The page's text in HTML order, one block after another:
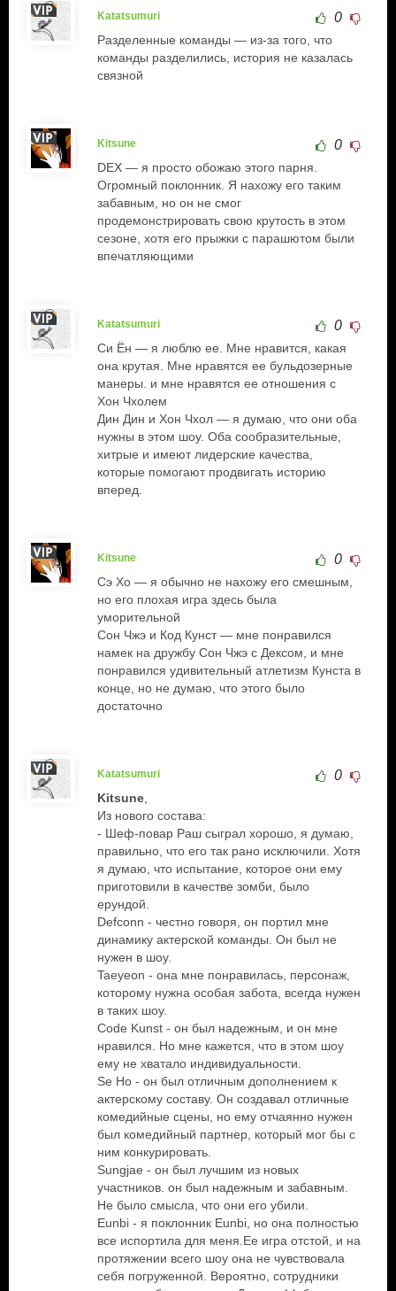
Katatsumuri 0
Разделенные команды — из-за того, что
команды разделились, история не казалась
связной
Kitsune 0
DEX — я просто обожаю этого парня.
Огромный поклонник. Я нахожу его таким
забавным, но он не смог
продемонстрировать свою крутость в этом
сезоне, хотя его прыжки с парашютом были
впечатляющими
Katatsumuri 0
Си Ён — я люблю ее. Мне нравится, какая
она крутая. Мне нравятся ее бульдозерные
манеры. и мне нравятся ее отношения с
Хон Чхолем
Дин Дин и Хон Чхол — я думаю, что они оба
нужны в этом шоу. Оба сообразительные,
хитрые и имеют лидерские качества,
которые помогают продвигать историю
вперед.
Kitsune 0
Сэ Хо — я обычно не нахожу его смешным,
но его плохая игра здесь была
уморительной
Сон Чжэ и Код Кунст — мне понравился
намек на дружбу Сон Чжэ с Дексом, и мне
понравился удивительный атлетизм Кунста в
конце, но не думаю, что этого было
достаточно
Katatsumuri 0
Kitsune
Из нового состава:
- Шеф-повар Раш сыграл хорошо, я думаю,
правильно, что его так рано исключили. Хотя
я думаю, что испытание, которое они ему
приготовили в качестве зомби, было
ерундой.
Defconn - честно говоря, он портил мне
динамику актерской команды. Он был не
нужен в шоу.
Taeyeon - она мне понравилась, персонаж,
которому нужна особая забота, всегда нужен
в таких шоу.
Code Kunst - он был надежным, и он мне
нравился. Но мне кажется, что в этом шоу
ему не хватало индивидуальности.
Se Ho - он был отличным дополнением к
актерскому составу. Он создавал отличные
комедийные сцены, но ему отчаянно нужен
был комедийный партнер, который мог бы с
ним конкурировать.
Sungjae - он был лучшим из новых
участников. он был надежным и забавным.
Не было смысла, что они его убили.
Eunbi - я поклонник Eunbi, но она полностью
все испортила для меня.Ее игра отстой, и на
протяжении всего шоу она не чувствовала
себя погруженной. Вероятно, сотрудники